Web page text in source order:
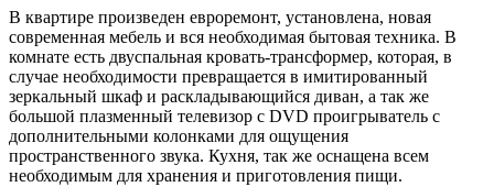
В квартире произведен евроремонт, установлена, новая
современная мебель и вся необходимая бытовая техника. В
комнате есть двуспальная кровать-трансформер, которая, в
случае необходимости превращается в имитированный
зеркальный шкаф и раскладывающийся диван, а так же
большой плазменный телевизор с DVD проигрыватель с
дополнительными колонками для ощущения
пространственного звука. Кухня, так же оснащена всем
необходимым для хранения и приготовления пищи.